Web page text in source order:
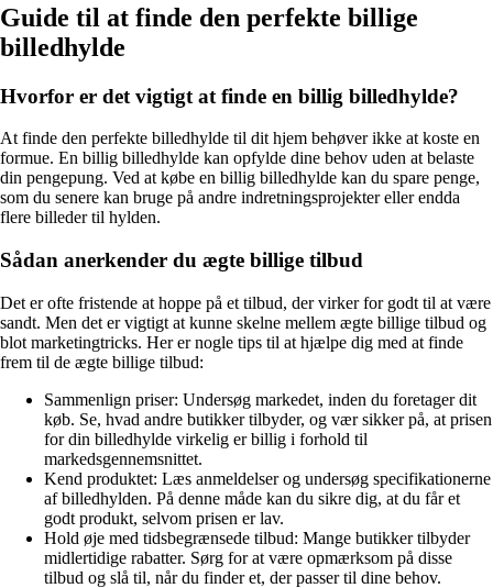
Guide til at finde den perfekte billige
billedhylde
Hvorfor er det vigtigt at finde en billig billedhylde?
At finde den perfekte billedhylde til dit hjem behøver ikke at koste en
formue. En billig billedhylde kan opfylde dine behov uden at belaste
din pengepung. Ved at købe en billig billedhylde kan du spare penge,
som du senere kan bruge på andre indretningsprojekter eller endda
flere billeder til hylden.
Sådan anerkender du ægte billige tilbud
Det er ofte fristende at hoppe på et tilbud, der virker for godt til at være
sandt. Men det er vigtigt at kunne skelne mellem ægte billige tilbud og
blot marketingtricks. Her er nogle tips til at hjælpe dig med at finde
frem til de ægte billige tilbud:
Sammenlign priser: Undersøg markedet, inden du foretager dit
køb. Se, hvad andre butikker tilbyder, og vær sikker på, at prisen
for din billedhylde virkelig er billig i forhold til
markedsgennemsnittet.
Kend produktet: Læs anmeldelser og undersøg specifikationerne
af billedhylden. På denne måde kan du sikre dig, at du får et
godt produkt, selvom prisen er lav.
Hold øje med tidsbegrænsede tilbud: Mange butikker tilbyder
midlertidige rabatter. Sørg for at være opmærksom på disse
tilbud og slå til, når du finder et, der passer til dine behov.